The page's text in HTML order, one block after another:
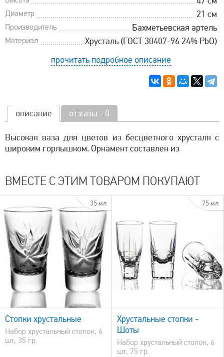
Диаметр 21 см
Производитель Бахметьевская артель
Материал
Хрусталь (ГОСТ 30407-96 24% PbO)
прочитать подробное описание
описание отзывы - 0
Высокая ваза для цветов из бесцветного хрусталя с
широким горлышком. Орнамент составлен из
ВМЕСТЕ С ЭТИМ ТОВАРОМ ПОКУПАЮТ
35 мл
Стопки хрустальные
Набор хрустальный стопок, 6
шт, 35 гр.
75 мл
быстрый просмотр
Хрустальные стопки -
Шоты
Набор хрустальный стопок, 6
шт, 75 гр.